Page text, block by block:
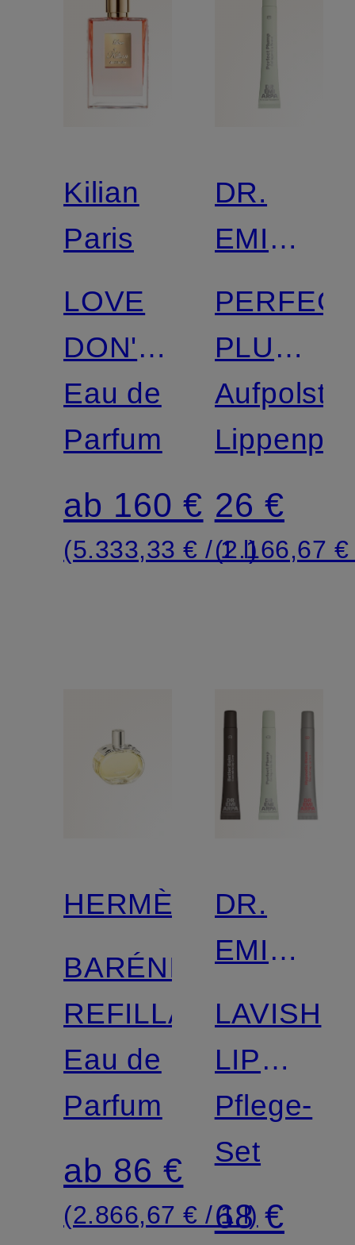
Kilian
Paris
LOVE
DON'T
BE
SHY
Eau de
Parfum
ab 160 €
(5.333,33 € / 1 l)
DR.
EMI
ARPA
SKIN
PLUMP
LIP
BOOST
26 €
(2.166,67
HERMÈS
BARÉNIA
REFILLABLE
Eau de
Parfum
ab 86 €
(2.866,67 € / 1 l)
DR.
EMI
ARPA
SKIN
LAVISH
LIP
SET
Pflege-
Set
68 €